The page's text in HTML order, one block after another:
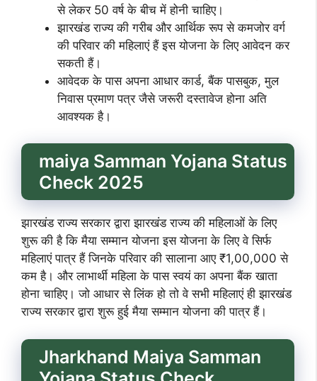
से लेकर 50 वर्ष के बीच में होनी चाहिए।
झारखंड राज्य की गरीब और आर्थिक रूप से कमजोर वर्ग
की परिवार की महिलाएं हैं इस योजना के लिए आवेदन कर
सकती हैं।
आवेदक के पास अपना आधार कार्ड, बैंक पासबुक, मुल
निवास प्रमाण पत्र जैसे जरूरी दस्तावेज होना अति
आवश्यक है।
maiya Samman Yojana Status
Check 2025
झारखंड राज्य सरकार द्वारा झारखंड राज्य की महिलाओं के लिए
शुरू की है कि मैया सम्मान योजना इस योजना के लिए वे सिर्फ
महिलाएं पात्र हैं जिनके परिवार की सालाना आए ₹1,00,000 से
कम है। और लाभार्थी महिला के पास स्वयं का अपना बैंक खाता
होना चाहिए। जो आधार से लिंक हो तो वे सभी महिलाएं ही झारखंड
राज्य सरकार द्वारा शुरू हुई मैया सम्मान योजना की पात्र हैं।
Jharkhand Maiya Samman